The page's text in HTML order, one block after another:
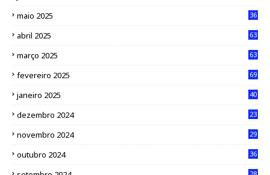
maio 2025 36
abril 2025 63
março 2025 63
fevereiro 2025 69
janeiro 2025 40
dezembro 2024 23
novembro 2024 29
outubro 2024 36